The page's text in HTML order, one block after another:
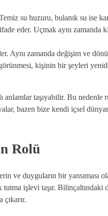
su huzuru, bulanık su ise
eder. Uçmak aynı zamanda
Aynı zamanda değişim ve
kişinin bir şeyleri
taşıyabilir. Bu nedenle
bazen bize kendi içsel
Rolü
ve duyguların bir yansıması
işlevi taşır. Bilinçaltındaki